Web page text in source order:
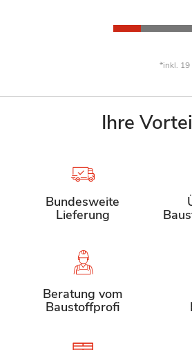
*inkl. 19
Ihre
Bundesweite
Lieferung
Beratung vom
Baustoffprofi